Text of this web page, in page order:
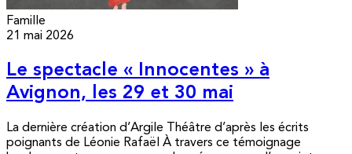
Famille
21 mai 2026
Le spectacle « Innocentes » à
Avignon, les 29 et 30 mai
La dernière création d’Argile Théâtre d’après les écrits
poignants de Léonie Rafaël À travers ce témoignage